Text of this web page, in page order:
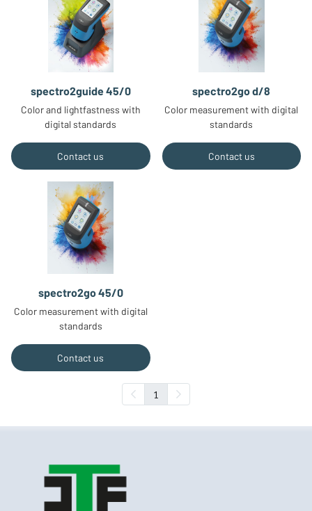
spectro2guide 45/0
Color and lightfastness with
digital standards
Contact us
spectro2go d/8
Color measurement with digital
standards
Contact us
spectro2go 45/0
Color measurement with digital
standards
Contact us
1